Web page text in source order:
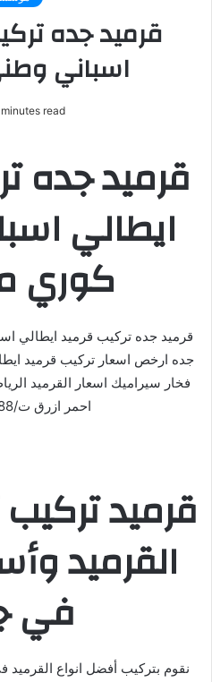
قرميد جده
اسباني
read
قرميد جده
ايطالي
كوري
قرميد جده تركيب قرميد ايطالي
جده ارخص اسعار تركيب قرميد
فخار سيراميك اسعار القرميد
احمر ازرق ت/0533819888
قرميد
القرميد
في
نقوم بتركيب أفضل انواع